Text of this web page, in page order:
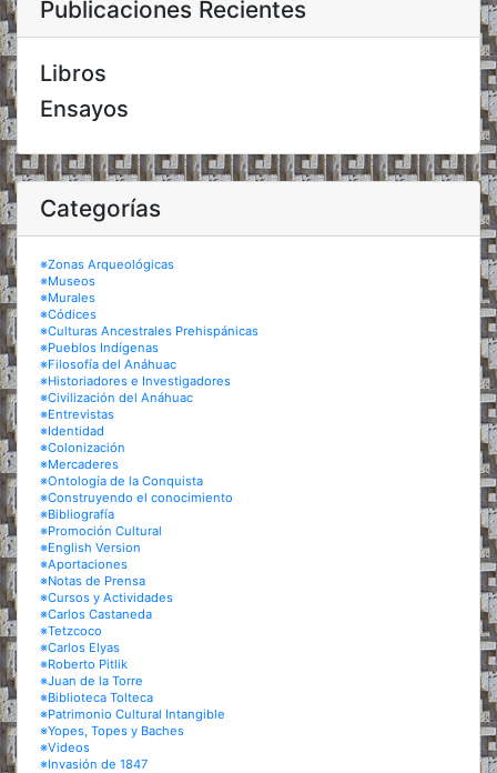
Publicaciones Recientes
Libros
Ensayos
Categorías
※Zonas Arqueológicas
※Museos
※Murales
※Códices
※Culturas Ancestrales Prehispánicas
※Pueblos Indígenas
※Filosofía del Anáhuac
※Historiadores e Investigadores
※Civilización del Anáhuac
※Entrevistas
※Identidad
※Colonización
※Mercaderes
※Ontología de la Conquista
※Construyendo el conocimiento
※Bibliografía
※Promoción Cultural
※English Version
※Aportaciones
※Notas de Prensa
※Cursos y Actividades
※Carlos Castaneda
※Tetzcoco
※Carlos Elyas
※Roberto Pitlik
※Juan de la Torre
※Biblioteca Tolteca
※Patrimonio Cultural Intangible
※Yopes, Topes y Baches
※Videos
※Invasión de 1847